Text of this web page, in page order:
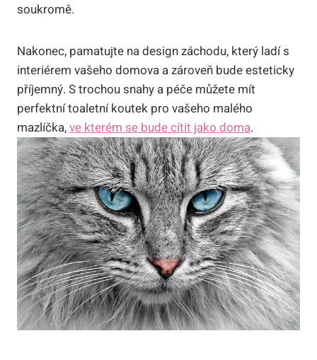
soukromě.
Nakonec, pamatujte na design záchodu, který ladí s
interiérem vašeho domova a zároveň bude esteticky
příjemný. S trochou snahy a péče můžete mít
perfektní toaletní koutek pro vašeho malého
mazlíčka,ve kterém se bude cítit jako doma.